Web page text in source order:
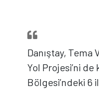
Danıştay, Tema
Yol Projesi’ni
Bölgesi’ndeki 6